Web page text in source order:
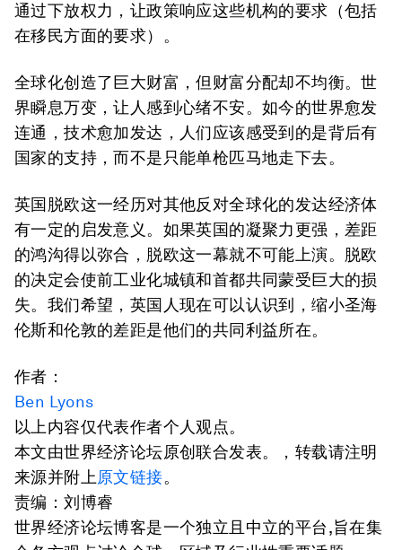
通过下放权力，让政策响应这些机构的要求（包括
在移民方面的要求）。
全球化创造了巨大财富，但财富分配却不均衡。世
界瞬息万变，让人感到心绪不安。如今的世界愈发
连通，技术愈加发达，人们应该感受到的是背后有
国家的支持，而不是只能单枪匹马地走下去。
英国脱欧这一经历对其他反对全球化的发达经济体
有一定的启发意义。如果英国的凝聚力更强，差距
的鸿沟得以弥合，脱欧这一幕就不可能上演。脱欧
的决定会使前工业化城镇和首都共同蒙受巨大的损
失。我们希望，英国人现在可以认识到，缩小圣海
伦斯和伦敦的差距是他们的共同利益所在。
作者：
Ben Lyons
以上内容仅代表作者个人观点。
本文由世界经济论坛原创联合发表。，转载请注明
来源并附上原文链接。
责编：刘博睿
世界经济论坛博客是一个独立且中立的平台,旨在集